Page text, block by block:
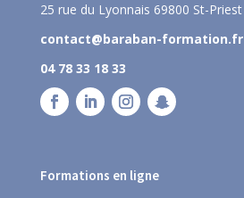
25 rue du Lyonnais 69800 St-Priest
contact@baraban-formation.fr
04 78 33 18 33
Formations en ligne